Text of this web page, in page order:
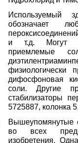
Используемый
обозначает
и т.д. Могут
приемлемые
физиологически
дифосфоновая
соли. Другие
стабилизаторы
5725887, колонка
Вышеупомянутые
во всех
изобретения.